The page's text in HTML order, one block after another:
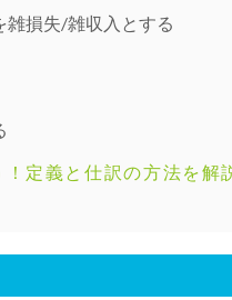
雑損失/雑収入とする
定義と仕訳の方法を解